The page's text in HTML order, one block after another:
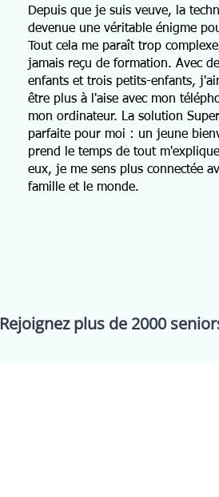
Depuis que je suis veuve, la
devenue une véritable énigme
Tout cela me paraît trop
jamais reçu de formation. Avec
enfants et trois petits-enfants,
être plus à l'aise avec mon
mon ordinateur. La solution
parfaite pour moi : un jeune
prend le temps de tout
eux, je me sens plus connectée
famille et le monde.
Rejoignez plus de 2000